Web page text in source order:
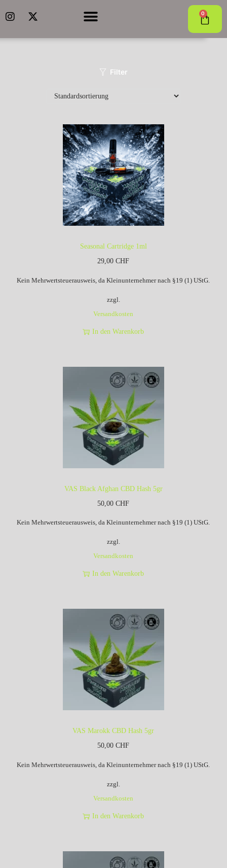
0
Filter
Seasonal Cartridge 1ml
29,00CHF
Kein Mehrwertsteuerausweis, da Kleinunternehmer nach §19 (1) UStG.
zzgl.
Versandkosten
In den Warenkorb
VAS Black Afghan CBD Hash 5gr
50,00CHF
Kein Mehrwertsteuerausweis, da Kleinunternehmer nach §19 (1) UStG.
zzgl.
Versandkosten
In den Warenkorb
VAS Marokk CBD Hash 5gr
50,00CHF
Kein Mehrwertsteuerausweis, da Kleinunternehmer nach §19 (1) UStG.
zzgl.
Versandkosten
In den Warenkorb